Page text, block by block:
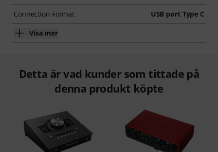
Connection Format USB port Type C
Visa mer
Detta är vad kunder som tittade på
denna produkt köpte